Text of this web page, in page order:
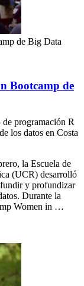
de Big Data
Bootcamp de
programación R
los datos en Costa
la Escuela de
(UCR) desarrolló
y profundizar
Durante la
Women in …